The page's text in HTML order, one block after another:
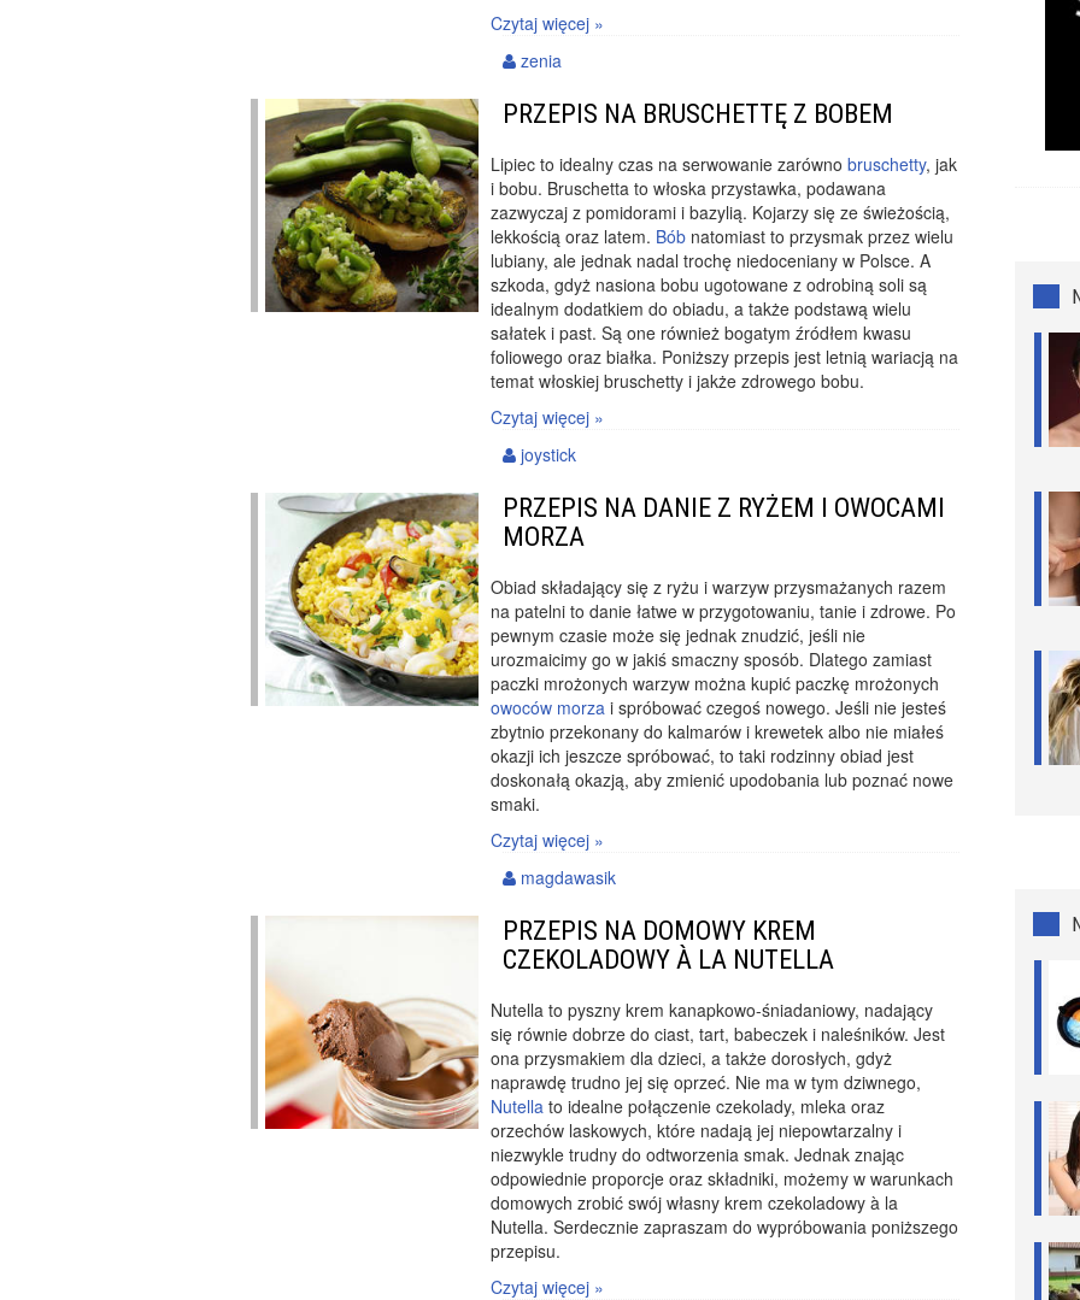
Czytaj więcej »
zenia
PRZEPIS NA BRUSCHETTĘ Z BOBEM
Lipiec to idealny czas na serwowanie zarównobruschetty, jak
i bobu. Bruschetta to włoska przystawka, podawana
zazwyczaj z pomidorami i bazylią. Kojarzy się ze świeżością,
lekkością oraz latem. Bób natomiast to przysmak przez wielu
lubiany, ale jednak nadal trochę niedoceniany w Polsce. A
szkoda, gdyż nasiona bobu ugotowane z odrobiną soli są
idealnym dodatkiem do obiadu, a także podstawą wielu
sałatek i past. Są one również bogatym źródłem kwasu
foliowego oraz białka. Poniższy przepis jest letnią wariacją na
temat włoskiej bruschetty i jakże zdrowego bobu.
Czytaj więcej »
joystick
PRZEPIS NA DANIE Z RYŻEM I OWOCAMI
MORZA
Obiad składający się z ryżu i warzyw przysmażanych razem
na patelni to danie łatwe w przygotowaniu, tanie i zdrowe. Po
pewnym czasie może się jednak znudzić, jeśli nie
urozmaicimy go w jakiś smaczny sposób. Dlatego zamiast
paczki mrożonych warzyw można kupić paczkę mrożonych
owoców morza i spróbować czegoś nowego. Jeśli nie jesteś
zbytnio przekonany do kalmarów i krewetek albo nie miałeś
okazji ich jeszcze spróbować, to taki rodzinny obiad jest
doskonałą okazją, aby zmienić upodobania lub poznać nowe
smaki.
Czytaj więcej »
magdawasik
PRZEPIS NA DOMOWY KREM
CZEKOLADOWY À LA NUTELLA
Nutella to pyszny krem kanapkowo-śniadaniowy, nadający
się równie dobrze do ciast, tart, babeczek i naleśników. Jest
ona przysmakiem dla dzieci, a także dorosłych, gdyż
naprawdę trudno jej się oprzeć. Nie ma w tym dziwnego,
Nutella to idealne połączenie czekolady, mleka oraz
orzechów laskowych, które nadają jej niepowtarzalny i
niezwykle trudny do odtworzenia smak. Jednak znając
odpowiednie proporcje oraz składniki, możemy w warunkach
domowych zrobić swój własny krem czekoladowy à la
Nutella. Serdecznie zapraszam do wypróbowania poniższego
przepisu.
Czytaj więcej »